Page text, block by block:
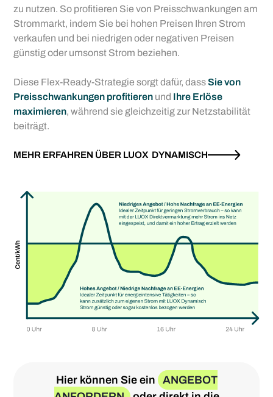
zu nutzen. So profitieren Sie von Preisschwankungen am
Strommarkt, indem Sie bei hohen Preisen Ihren Strom
verkaufen und bei niedrigen oder negativen Preisen
günstig oder umsonst Strom beziehen.
Diese Flex-Ready-Strategie sorgt dafür, dassSie von
Preisschwankungen profitieren und Ihre Erlöse
maximieren, während sie gleichzeitig zur Netzstabilität
beiträgt.
MEHR ERFAHREN ÜBER LUOX DYNAMISCH
Hier können Sie ein
ANGEBOT